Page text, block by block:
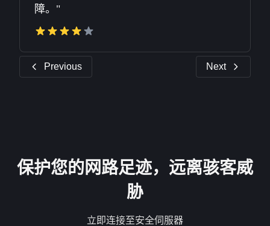
障。"
Previous Next
保护您的网路足迹，远离骇客威
胁
立即连接至安全伺服器